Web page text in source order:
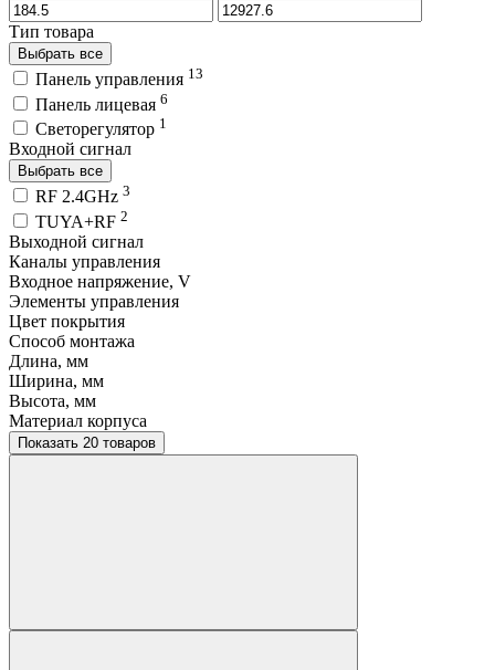
Тип товара
Выбрать все
Панель управления 13
Панель лицевая 6
Светорегулятор 1
Входной сигнал
Выбрать все
RF 2.4GHz 3
TUYA+RF 2
Выходной сигнал
Каналы управления
Входное напряжение, V
Элементы управления
Цвет покрытия
Способ монтажа
Длина, мм
Ширина, мм
Высота, мм
Материал корпуса
Показать 20 товаров